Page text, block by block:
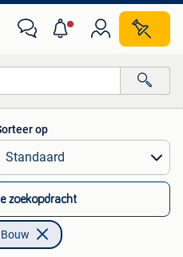
op
zoekopdracht